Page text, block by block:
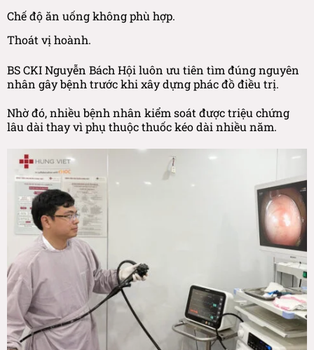
Chế độ ăn uống không phù hợp.
Thoát vị hoành.
BS CKI Nguyễn Bách Hội luôn ưu tiên tìm đúng nguyên
nhân gây bệnh trước khi xây dựng phác đồ điều trị.
Nhờ đó, nhiều bệnh nhân kiểm soát được triệu chứng
lâu dài thay vì phụ thuộc thuốc kéo dài nhiều năm.